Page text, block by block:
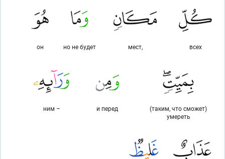
всех
мест,
но не будет
он
(таким, что сможет)
умереть
и перед
ним –